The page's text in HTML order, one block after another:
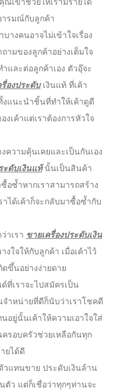
เขาช่วยให้เรามีรายได้
ารมณ์กับลูกค้า
างคนอาจไม่เข้าใจเรื่อง
ามของลูกค้าอย่างเต็มใจ
และต่อลูกค้าเอง ตัวอุ๊จะ
รื่องประดับเงินแท้ ที่เค้า
งแนะนำชิ้นที่ทำให้เค้าดูดี
งเค้าแต่เราต้องการหัวใจ
ความคุ้นเคยและเป็นกันเอง
ะดับเงินแท้นั้นเป็นสินค้า
ซ้ำหากเราสามารถสร้าง
าได้เค้าก็จะกลับมาซื้อซ้ำกับ
าเรา ขายเครื่องประดับเงิน
ใจให้กับลูกค้า เมื่อเค้าไว้
ดขึ้นอย่างง่ายดาย
ที่เราจะไปสมัครเป็น
ำหน่ายที่ดีก็นับว่าเราโชคดี
อยู่นั้นเค้าให้ความเอาใจใส่
รอบครัวช่วยเหลือกันทุก
ยได้ดี
แทนขาย ประดับเงินล้าน
ตัว แต่ก็เชื่อว่าทุกๆท่านจะ